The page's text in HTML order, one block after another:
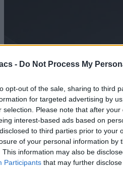
- Do Not Process My
opt-out of the sale, sharing to third
for targeted advertising by
selection. Please note that after
interest-based ads based on
to third parties prior to your
of your personal information by
This information may also be
Participants that may further